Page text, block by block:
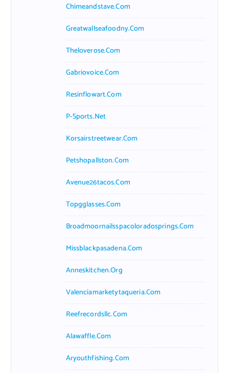
Chimeandstave.com
Greatwallseafoodny.com
Theloverose.com
Gabriovoice.com
Resinflowart.com
P-Sports.net
Korsairstreetwear.com
Petshopallston.com
Avenue26tacos.com
Topgglasses.com
Broadmoornailsspacoloradosprings.com
Missblackpasadena.com
Anneskitchen.org
Valenciamarketytaqueria.com
Reefrecordsllc.com
Alawaffle.com
Aryouthfishing.com